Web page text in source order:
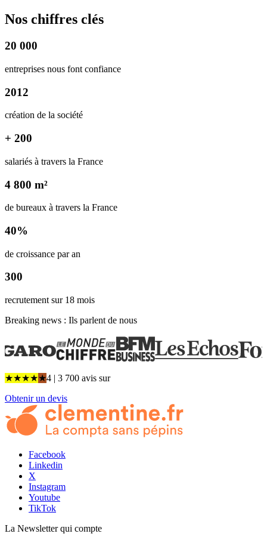
Nos chiffres clés
20 000
entreprises nous font confiance
2012
création de la société
+ 200
salariés à travers la France
4 800 m²
de bureaux à travers la France
40%
de croissance par an
300
recrutement sur 18 mois
Breaking news : Ils parlent de nous
★★★★★4 | 3 700 avis sur
Obtenir un devis
Facebook
Linkedin
X
Instagram
Youtube
TikTok
La Newsletterqui compte